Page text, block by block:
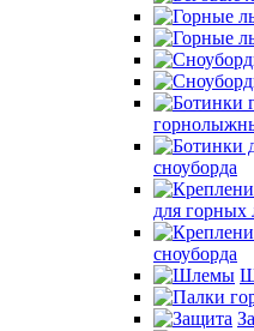
сноуборда
для
сноуборда